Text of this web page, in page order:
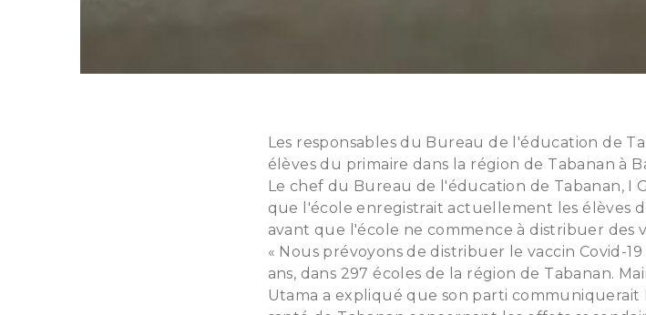
Les responsables du Bureau de l'éducation de
élèves du primaire dans la région de Tabanan à
Le chef du Bureau de l'éducation de Tabanan, I
que l'école enregistrait actuellement les élèves
avant que l'école ne commence à distribuer des
« Nous prévoyons de distribuer le vaccin Covid-
ans, dans 297 écoles de la région de Tabanan.
Utama a expliqué que son parti